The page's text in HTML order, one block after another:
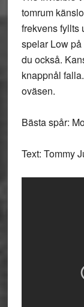
tomrum
frekvens fyllts
spelar Low
du också.
knappnål
oväsen.
Bästa spår:
Text: Tommy